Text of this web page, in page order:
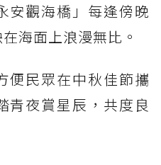
安觀海橋」每逢傍晚
海面上浪漫無比。
便民眾在中秋佳節攜
青夜賞星辰，共度良